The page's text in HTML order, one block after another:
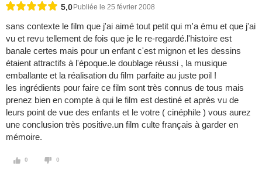
5,0 Publiée le 25 février 2008
sans contexte le film que j'ai aimé tout petit qui m'a ému et que j'ai
vu et revu tellement de fois que je le re-regardé.l'histoire est
banale certes mais pour un enfant c'est mignon et les dessins
étaient attractifs à l'époque.le doublage réussi , la musique
emballante et la réalisation du film parfaite au juste poil !
les ingrédients pour faire ce film sont très connus de tous mais
prenez bien en compte à qui le film est destiné et après vu de
leurs point de vue des enfants et le votre ( cinéphile ) vous aurez
une conclusion très positive.un film culte français à garder en
mémoire.
0 0